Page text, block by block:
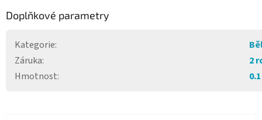
Doplňkové parametry
Kategorie:
Záruka:
2
Hmotnost: